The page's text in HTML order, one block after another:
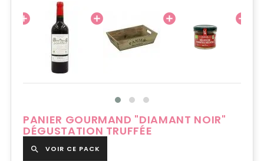
PANIER GOURMAND "DIAMANT NOIR"
DÉGUSTATION TRUFFÉE
 VOIR CE PACK